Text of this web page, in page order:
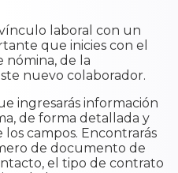
laboral con un
que inicies con el
nómina, de la
nuevo colaborador.
ingresarás información
de forma detallada y
campos. Encontrarás
de documento de
el tipo de contrato